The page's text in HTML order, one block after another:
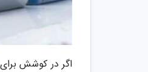
اگر در کوشش